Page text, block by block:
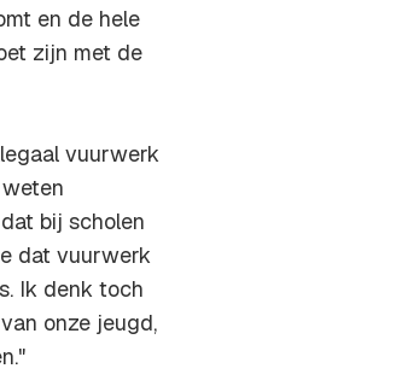
en de hele
zijn met de
vuurwerk
bij scholen
dat vuurwerk
Ik denk toch
onze jeugd,